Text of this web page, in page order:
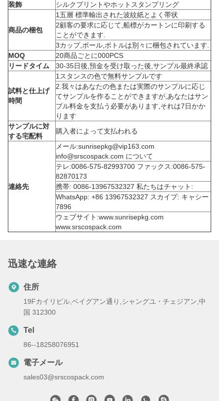
装飾
シルクプリントやホットスタンプリング
商品の梱包
1五層 標準輸出された波紋紙とよく帯状
2顧客の要求に応じて,船標がカートンに印刷する
ことができます.
3カップ,ボール,ボトルは別々に梱包されています.
MOQ
20商品ごとに000PCS
リードタイム
30-35日後,預金を受け取った後,サンプル最終承認
試料と仕上げ
時間
1スタンスの色で無料サンプルです
2.我々はあなたの色または実際のサンプルに応じ
てサンプルを作ることができますが,あなたはサン
プル料金を支払う必要があります,それは7日かか
ります
サンプルに対
する宅配料
購入者によって支払われる
連絡先
メール:sunrisepkg@vip163.com
info@srscospack.com について
テレ:0086-575-82993700 ファックス:0086-575-
82870173
携帯: 0086-13967532327 私たちはチャット:
WhatsApp: +86 13967532327 スカイプ: キャシー
7896
ウェブサイト:www.sunrisepkg.com
www.srscospack.com
迅速な連絡
住所
19Fカイリビル,ベイグアン通り,シャングユ・チェジアン,中
国 312300
Tel
86--18258076951
電子メール
sales03@srscospack.com